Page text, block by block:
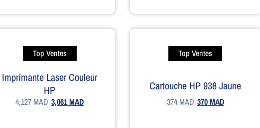
Top Ventes
Imprimante Laser Couleur
HP
4,127MAD 3,061MAD
Top Ventes
Cartouche HP 938 Jaune
374MAD 370MAD